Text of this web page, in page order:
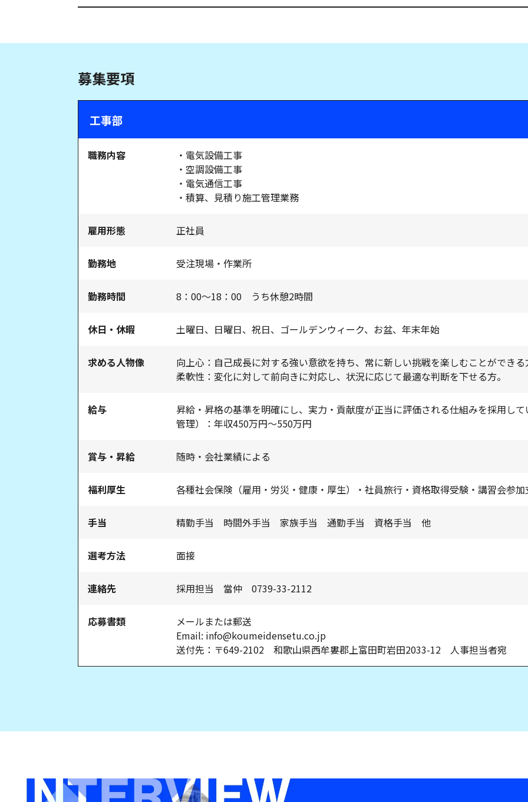
募集要項
工事部
職務内容
・電気設備工事
・空調設備工事
・電気通信工事
・積算、見積り施工管理業務
雇用形態 正社員
勤務地 受注現場・作業所
勤務時間 8：00～18：00 うち休憩2時間
休日・休暇 土曜日、日曜日、祝日、ゴールデンウィーク、お盆、年末年始
求める人物像
向上心：自己成長に対する強い意欲を持ち、常に新しい挑戦を楽しむことができる
柔軟性：変化に対して前向きに対応し、状況に応じて最適な判断を下せる方。
給与
昇給・昇格の基準を明確にし、実力・貢献度が正当に評価される仕組みを採用し
管理）：年収450万円～550万円
賞与・昇給 随時・会社業績による
福利厚生 各種社会保険（雇用・労災・健康・厚生）・社員旅行・資格取得受験・講習会参
手当 精勤手当 時間外手当 家族手当 通勤手当 資格手当 他
選考方法 面接
連絡先 採用担当 當仲 0739-33-2112
応募書類
メールまたは郵送
Email: info@koumeidensetu.co.jp
送付先：〒649-2102 和歌山県西牟婁郡上富田町岩田2033-12 人事担当者宛